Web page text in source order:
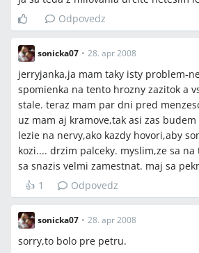
Odpovedz
sonicka07 • 28. apr 2008
jerryjanka,ja mam taky isty problem-
spomienka na tento hrozny zazitok a
stale. teraz mam par dni pred
uz mam aj kramove,tak asi zas
lezie na nervy,ako kazdy hovori,aby
kozi.... drzim palceky. myslim,ze sa
sa snazis velmi zamestnat. maj sa
👍 1 Odpovedz
sonicka07 • 28. apr 2008
sorry,to bolo pre petru.